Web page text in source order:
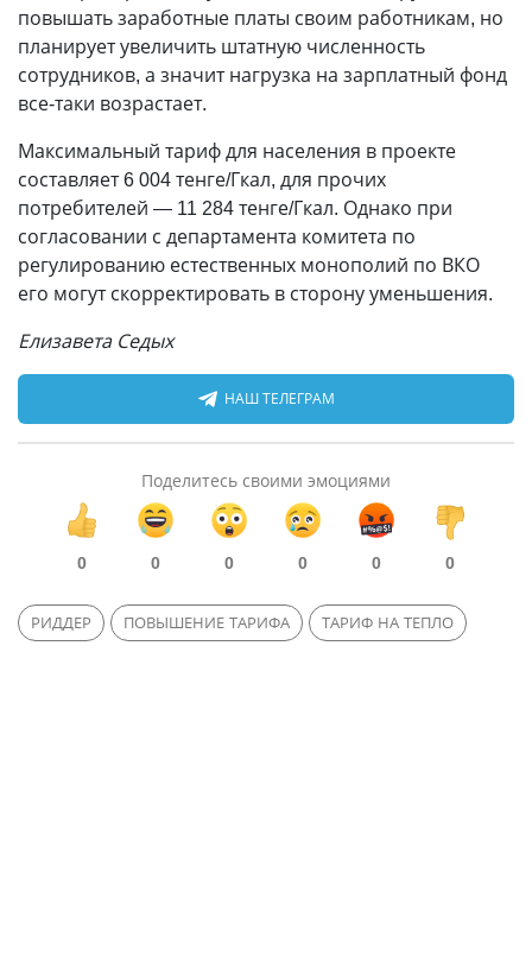
повышать заработные платы своим работникам, но
планирует увеличить штатную численность
сотрудников, а значит нагрузка на зарплатный фонд
все-таки возрастает.
Максимальный тариф для населения в проекте
составляет 6 004 тенге/Гкал, для прочих
потребителей — 11 284 тенге/Гкал. Однако при
согласовании с департамента комитета по
регулированию естественных монополий по ВКО
его могут скорректировать в сторону уменьшения.
Елизавета Седых
НАШ ТЕЛЕГРАМ
Поделитесь своими эмоциями
0 0 0 0 0 0
РИДДЕР ПОВЫШЕНИЕ ТАРИФА ТАРИФ НА ТЕПЛО